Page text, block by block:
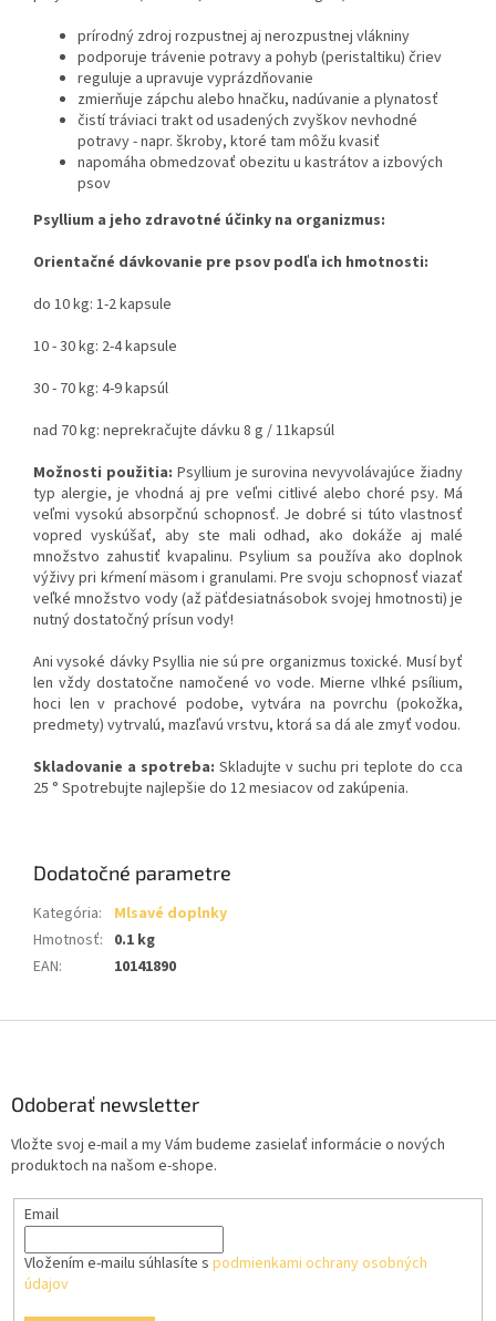
prírodný zdroj rozpustnej aj nerozpustnej vlákniny
podporuje trávenie potravy a pohyb (peristaltiku) čriev
reguluje a upravuje vyprázdňovanie
zmierňuje zápchu alebo hnačku, nadúvanie a plynatosť
čistí tráviaci trakt od usadených zvyškov nevhodné
potravy - napr. škroby, ktoré tam môžu kvasiť
napomáha obmedzovať obezitu u kastrátov a izbových
psov
Psyllium a jeho zdravotné účinky na organizmus:
Orientačné dávkovanie pre psov podľa ich hmotnosti:
do 10 kg: 1-2 kapsule
10 - 30 kg: 2-4 kapsule
30 - 70 kg: 4-9 kapsúl
nad 70 kg: neprekračujte dávku 8 g / 11kapsúl
Možnosti použitia: Psyllium je surovina nevyvolávajúce žiadny
typ alergie, je vhodná aj pre veľmi citlivé alebo choré psy. Má
veľmi vysokú absorpčnú schopnosť. Je dobré si túto vlastnosť
vopred vyskúšať, aby ste mali odhad, ako dokáže aj malé
množstvo zahustiť kvapalinu. Psylium sa používa ako doplnok
výživy pri kŕmení mäsom i granulami. Pre svoju schopnosť viazať
veľké množstvo vody (až päťdesiatnásobok svojej hmotnosti) je
nutný dostatočný prísun vody!
Ani vysoké dávky Psyllia nie sú pre organizmus toxické. Musí byť
len vždy dostatočne namočené vo vode. Mierne vlhké psílium,
hoci len v prachové podobe, vytvára na povrchu (pokožka,
predmety) vytrvalú, mazľavú vrstvu, ktorá sa dá ale zmyť vodou.
Skladovanie a spotreba: Skladujte v suchu pri teplote do cca
25 ° Spotrebujte najlepšie do 12 mesiacov od zakúpenia.
Dodatočné parametre
Kategória:
Mlsavé doplnky
Hmotnosť: 0.1 kg
EAN: 10141890
Odoberať newsletter
Vložte svoj e-mail a my Vám budeme zasielať informácie o nových
produktoch na našom e-shope.
Email
Vložením e-mailu súhlasíte s podmienkami ochrany osobných
údajov